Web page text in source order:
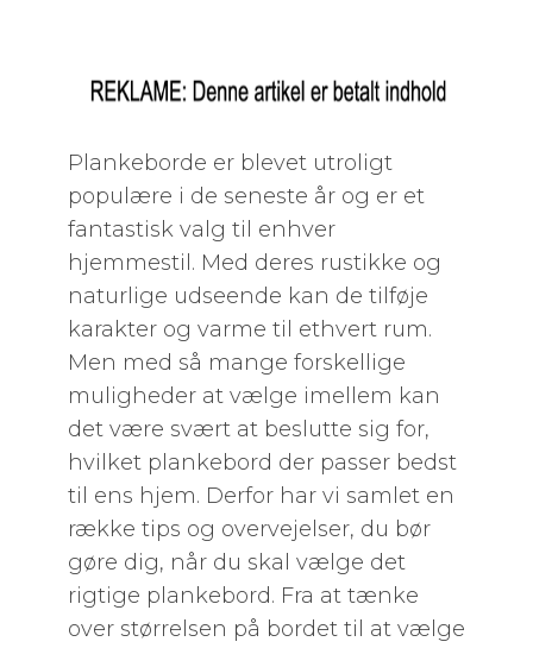
Plankeborde er blevet utroligt
populære i de seneste år og er et
fantastisk valg til enhver
hjemmestil. Med deres rustikke og
naturlige udseende kan de tilføje
karakter og varme til ethvert rum.
Men med så mange forskellige
muligheder at vælge imellem kan
det være svært at beslutte sig for,
hvilket plankebord der passer bedst
til ens hjem. Derfor har vi samlet en
række tips og overvejelser, du bør
gøre dig, når du skal vælge det
rigtige plankebord. Fra at tænke
over størrelsen på bordet til at vælge